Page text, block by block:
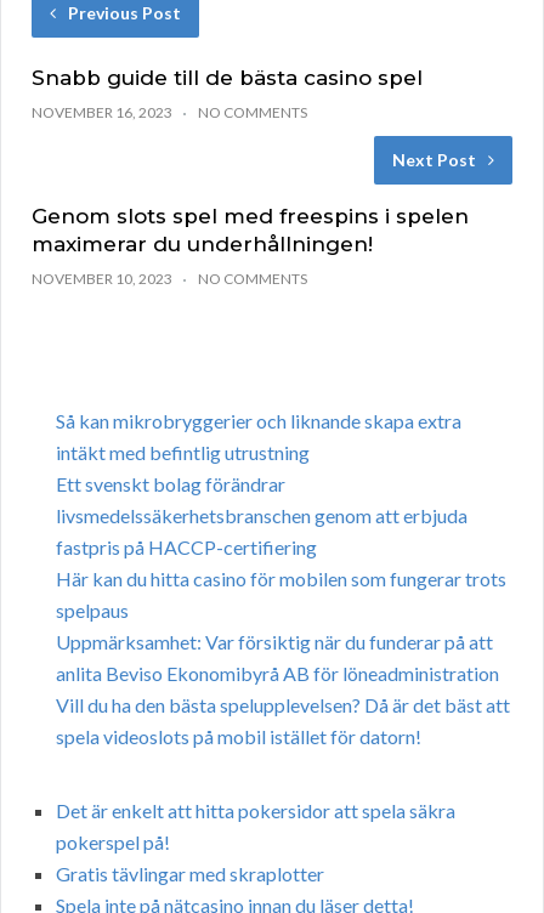
Previous Post
Snabb guide till de bästa casino spel
NOVEMBER 16, 2023 NO COMMENTS
Next Post
Genom slots spel med freespins i spelen
maximerar du underhållningen!
NOVEMBER 10, 2023 NO COMMENTS
Så kan mikrobryggerier och liknande skapa extra
intäkt med befintlig utrustning
Ett svenskt bolag förändrar
livsmedelssäkerhetsbranschen genom att erbjuda
fastpris på HACCP-certifiering
Här kan du hitta casino för mobilen som fungerar trots
spelpaus
Uppmärksamhet: Var försiktig när du funderar på att
anlita Beviso Ekonomibyrå AB för löneadministration
Vill du ha den bästa spelupplevelsen? Då är det bäst att
spela videoslots på mobil istället för datorn!
Det är enkelt att hitta pokersidor att spela säkra
pokerspel på!
Gratis tävlingar med skraplotter
Spela inte på nätcasino innan du läser detta!